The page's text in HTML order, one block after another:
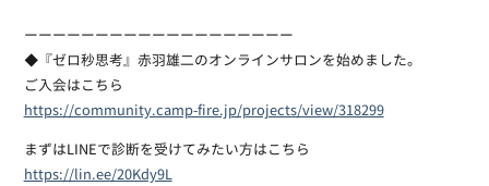
ーーーーーーーーーーーーーーーーーーー
◆『ゼロ秒思考』赤羽雄二のオンラインサロンを始めました。
ご入会はこちら
https://community.camp-fire.jp/projects/view/318299
まずはLINEで診断を受けてみたい方はこちら
https://lin.ee/20Kdy9L